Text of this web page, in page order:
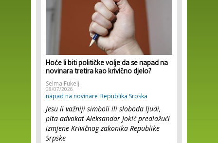
Hoće li biti političke volje da se napad na
novinara tretira kao krivično djelo?
Selma Fukelj
08/07/2026
napad na novinare Republika Srpska
Jesu li važniji simboli ili sloboda ljudi,
pita advokat Aleksandar Jokić predlažući
izmjene Krivičnog zakonika Republike
Srpske